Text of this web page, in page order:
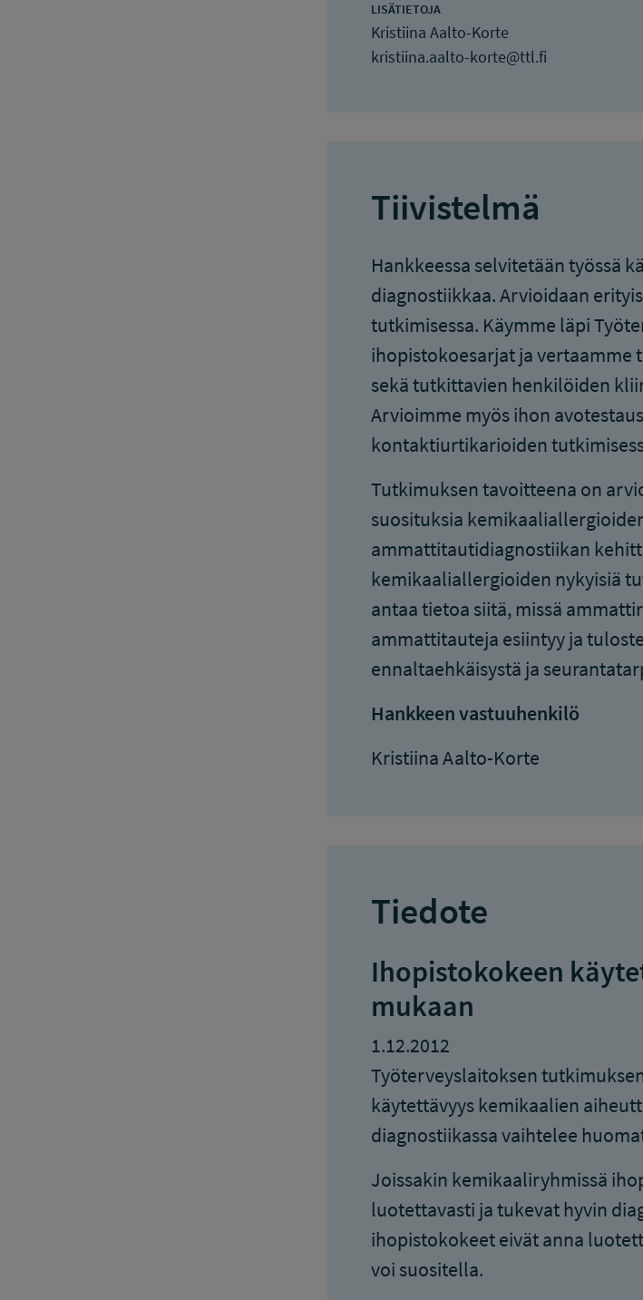
LISÄTIETOJA
Kristiina Aalto-Korte
kristiina.aalto-korte@ttl.fi
Tiivistelmä
Hankkeessa selvitetään työssä
diagnostiikkaa. Arvioidaan
tutkimisessa. Käymme läpi
ihopistokoesarjat ja
sekä tutkittavien henkilöiden
Arvioimme myös ihon
kontaktiurtikarioiden
Tutkimuksen tavoitteena on
suosituksia
ammattitautidiagnostiikan
kemikaaliallergioiden nykyisiä
antaa tietoa siitä, missä
ammattitauteja esiintyy ja
ennaltaehkäisystä ja
Hankkeen vastuuhenkilö
Kristiina Aalto-Korte
Tiedote
Ihopistokokeen
mukaan
1.12.2012
Työterveyslaitoksen
käytettävyys kemikaalien
diagnostiikassa vaihtelee
Joissakin kemikaaliryhmissä
luotettavasti ja tukevat hyvin
ihopistokokeet eivät anna
voi suositella.